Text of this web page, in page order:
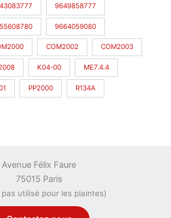
9649858777
9664059080
COM2002 COM2003
K04-00 ME7.4.4
PP2000 R134A
Avenue Félix Faure
75015 Paris
utilisé pour les plaintes)